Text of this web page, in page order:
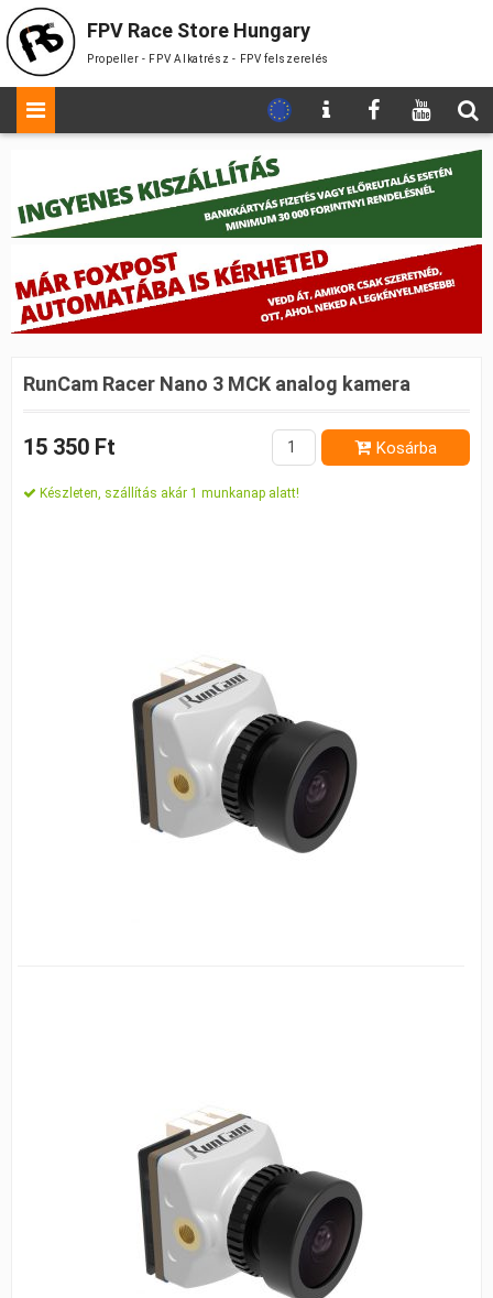
FPV Race Store Hungary
Propeller - FPV Alkatrész - FPV felszerelés
RunCam Racer Nano 3 MCK analog kamera
15 350 Ft Kosárba
Készleten, szállítás akár 1 munkanap alatt!